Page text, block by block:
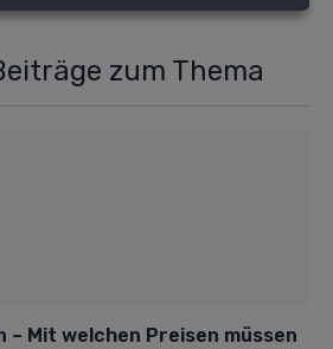
zum Thema
– Mit welchen Preisen müssen